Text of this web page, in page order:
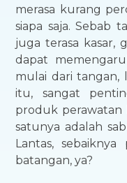
merasa kurang
siapa saja. Sebab
juga terasa kasar,
dapat
mulai dari tangan,
itu, sangat
produk perawatan
satunya adalah
Lantas,
batangan, ya?